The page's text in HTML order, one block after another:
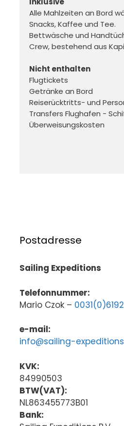
Alle Mahlzeiten an Bord
Snacks, Kaffee und Tee.
Bettwäsche und
Crew, bestehend aus
Nicht enthalten
Flugtickets
Getränke an Bord
Reiserücktritts- und
Transfers Flughafen -
Überweisungskosten
Postadresse
Sailing Expeditions
Telefonnummer:
Mario Czok –
e-mail:
info@sailing-
KVK:
84990503
BTW(VAT):
NL863455773B01
Bank: